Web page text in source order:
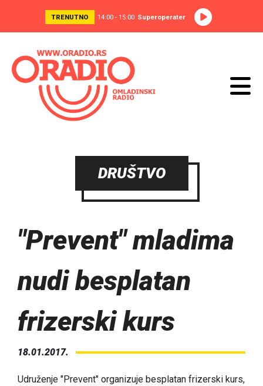
TRENUTNO 14:00 - 15:00 Superoperater
DRUŠTVO
"Prevent" mladima
nudi besplatan
frizerski kurs
18.01.2017.
Udruženje "Prevent" organizuje besplatan frizerski kurs,